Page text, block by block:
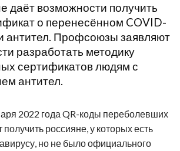
даёт возможности получить
о перенесённом COVID-
антител. Профсоюзы заявляют
разработать методику
сертификатов людям с
антител.
2022 года QR-коды переболевших
россияне, у которых есть
но не было официального